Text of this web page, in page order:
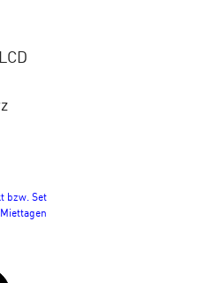
bzw. Set